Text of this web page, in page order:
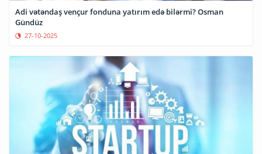
Adi vətəndaş vençur fonduna yatırım edə bilərmi? Osman
Gündüz
27-10-2025